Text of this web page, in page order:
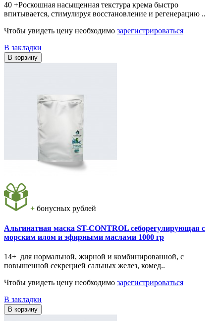
40 +Роскошная насыщенная текстура крема быстро
впитывается, стимулируя восстановление и регенерацию ..
Чтобы увидеть цену необходимо зарегистрироваться
В закладки
В корзину
+ бонусных рублей
Альгинатная маска ST-CONTROL себорегулирующая с
морским илом и эфирными маслами 1000 гр
14+ для нормальной, жирной и комбинированной, с
повышенной секрецией сальных желез, комед..
Чтобы увидеть цену необходимо зарегистрироваться
В закладки
В корзину